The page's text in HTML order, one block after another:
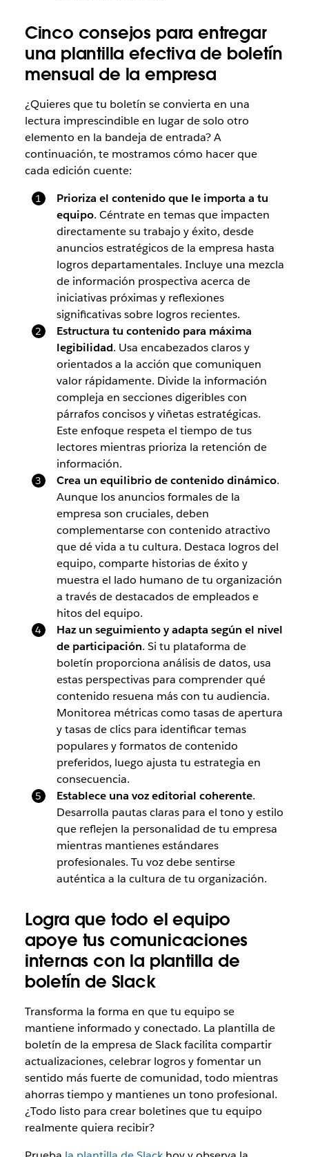
Cinco consejos para entregar
una plantilla efectiva de boletín
mensual de la empresa
¿Quieres que tu boletín se convierta en una
lectura imprescindible en lugar de solo otro
elemento en la bandeja de entrada? A
continuación, te mostramos cómo hacer que
cada edición cuente:
Prioriza el contenido que le importa a tu
equipo. Céntrate en temas que impacten
directamente su trabajo y éxito, desde
anuncios estratégicos de la empresa hasta
logros departamentales. Incluye una mezcla
de información prospectiva acerca de
iniciativas próximas y reflexiones
significativas sobre logros recientes.
Estructura tu contenido para máxima
legibilidad. Usa encabezados claros y
orientados a la acción que comuniquen
valor rápidamente. Divide la información
compleja en secciones digeribles con
párrafos concisos y viñetas estratégicas.
Este enfoque respeta el tiempo de tus
lectores mientras prioriza la retención de
información.
Crea un equilibrio de contenido dinámico.
Aunque los anuncios formales de la
empresa son cruciales, deben
complementarse con contenido atractivo
que dé vida a tu cultura. Destaca logros del
equipo, comparte historias de éxito y
muestra el lado humano de tu organización
a través de destacados de empleados e
hitos del equipo.
Haz un seguimiento y adapta según el nivel
de participación. Si tu plataforma de
boletín proporciona análisis de datos, usa
estas perspectivas para comprender qué
contenido resuena más con tu audiencia.
Monitorea métricas como tasas de apertura
y tasas de clics para identificar temas
populares y formatos de contenido
preferidos, luego ajusta tu estrategia en
consecuencia.
Establece una voz editorial coherente.
Desarrolla pautas claras para el tono y estilo
que reflejen la personalidad de tu empresa
mientras mantienes estándares
profesionales. Tu voz debe sentirse
auténtica a la cultura de tu organización.
Logra que todo el equipo
apoye tus comunicaciones
internas con la plantilla de
boletín de Slack
Transforma la forma en que tu equipo se
mantiene informado y conectado. La plantilla de
boletín de la empresa de Slack facilita compartir
actualizaciones, celebrar logros y fomentar un
sentido más fuerte de comunidad, todo mientras
ahorras tiempo y mantienes un tono profesional.
¿Todo listo para crear boletines que tu equipo
realmente quiera recibir?